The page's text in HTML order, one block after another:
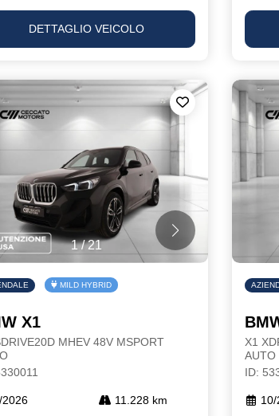
DETTAGLIO VEICOLO
1/21
MILD HYBRID
X1
MHEV 48V MSPORT
2026 11.228 km
X1
AUTO
ID: